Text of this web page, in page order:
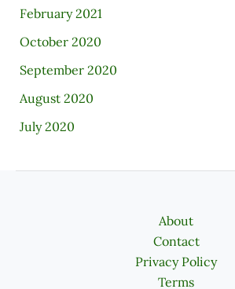
February 2021
October 2020
September 2020
August 2020
July 2020
About
Contact
Privacy Policy
Terms